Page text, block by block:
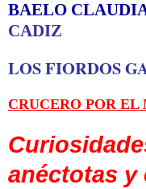
BAELO
CADIZ
LOS FIORDOS
CRUCERO POR
anéctotas y